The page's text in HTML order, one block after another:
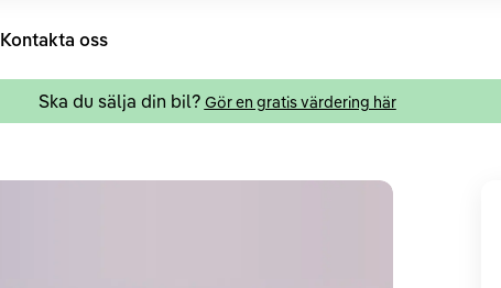
Kontakta oss
Ska du sälja din bil? Gör en gratis värdering här